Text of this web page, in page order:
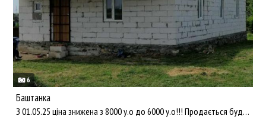
6
Баштанка
З 01.05.25 ціна знижена з 8000 у.о до 6000 у.о!!! Продається будинок в Баштанці на етапі будівництва. Встано...